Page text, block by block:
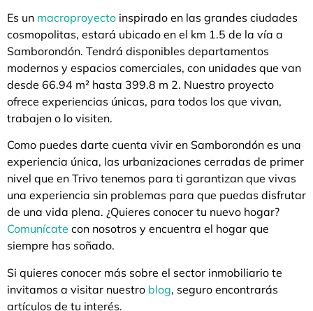
Es un macroproyecto inspirado en las grandes ciudades
cosmopolitas, estará ubicado en el km 1.5 de la vía a
Samborondón. Tendrá disponibles departamentos
modernos y espacios comerciales, con unidades que van
desde 66.94 m² hasta 399.8 m 2. Nuestro proyecto
ofrece experiencias únicas, para todos los que vivan,
trabajen o lo visiten.
Como puedes darte cuenta vivir en Samborondón es una
experiencia única, las urbanizaciones cerradas de primer
nivel que en Trivo tenemos para ti garantizan que vivas
una experiencia sin problemas para que puedas disfrutar
de una vida plena. ¿Quieres conocer tu nuevo hogar?
Comunícate con nosotros y encuentra el hogar que
siempre has soñado.
Si quieres conocer más sobre el sector inmobiliario te
invitamos a visitar nuestro blog, seguro encontrarás
artículos de tu interés.